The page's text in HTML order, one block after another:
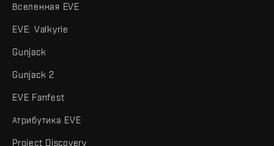
Вселенная EVE
EVE: Valkyrie
Gunjack
Gunjack 2
EVE Fanfest
Атрибутика EVE
Project Discovery